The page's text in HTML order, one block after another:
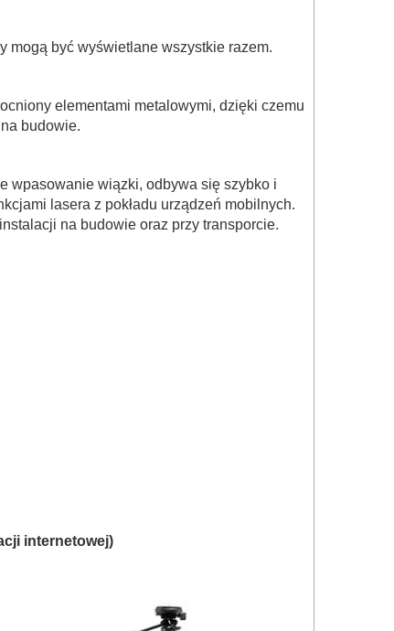
mogą być wyświetlane wszystkie razem.
elementami metalowymi, dzięki czemu
budowie.
wpasowanie wiązki, odbywa się szybko i
lasera z pokładu urządzeń mobilnych.
na budowie oraz przy transporcie.
internetowej)